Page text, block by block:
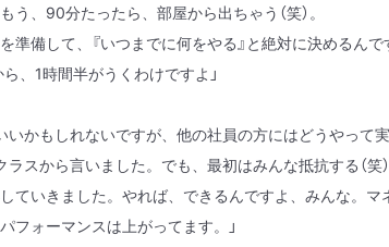
う、 90分たったら、部屋から出ちゃう（笑）。
準備して、『いつまでに何をやる』と絶対に決めるん
、 1時間半がうくわけですよ」
いかもしれないですが、他の社員の方にはどうやって
ラスから言いました。でも、最初はみんな抵抗する（
ていきました。やれば、できるんですよ、みんな。
フォーマンスは上がってます。」